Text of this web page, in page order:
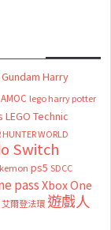
Gundam Harry
lego harry potter
LEGO Technic
HUNTER WORLD
Switch
ps5 SDCC
passXbox One
艾爾登法環 遊戲人